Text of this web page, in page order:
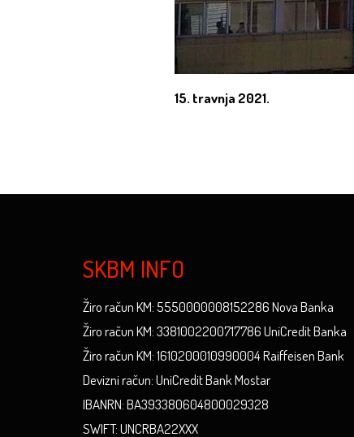
15. travnja 2021.
SKBM INFO
Žiro račun KM: 5550000008152286 Nova Banka
Žiro račun KM: 3381002200717786 UniCredit Banka
Žiro račun KM: 1610200010990004 Raiffeisen Bank
Devizni račun: UniCredit Bank Mostar
IBANRN: BA393380604800029328
SWIFT: UNCRBA22XXX